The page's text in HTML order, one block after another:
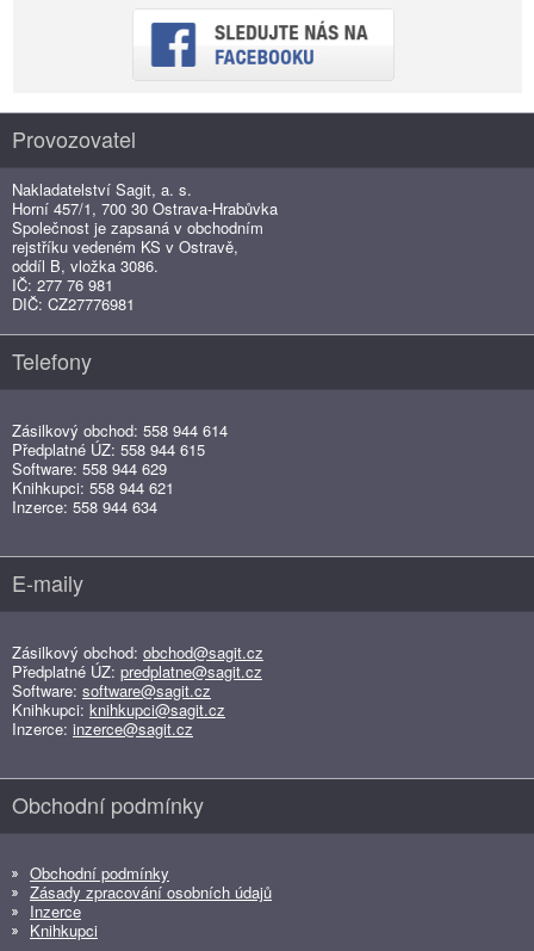
Provozovatel
Nakladatelství Sagit, a. s.
Horní 457/1, 700 30 Ostrava-Hrabůvka
Společnost je zapsaná v obchodním
rejstříku vedeném KS v Ostravě,
oddíl B, vložka 3086.
IČ: 277 76 981
DIČ: CZ27776981
Telefony
Zásilkový obchod: 558 944 614
Předplatné ÚZ: 558 944 615
Software: 558 944 629
Knihkupci: 558 944 621
Inzerce: 558 944 634
E-maily
Zásilkový obchod: obchod@sagit.cz
Předplatné ÚZ: predplatne@sagit.cz
Software: software@sagit.cz
Knihkupci: knihkupci@sagit.cz
Inzerce: inzerce@sagit.cz
Obchodní podmínky
Obchodní podmínky
Zásady zpracování osobních údajů
Inzerce
Knihkupci